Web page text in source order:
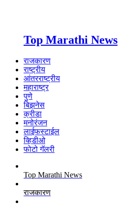
Top Marathi News
राजकारण
राष्ट्रीय
आंतरराष्ट्रीय
महाराष्ट्र
पुणे
बिझनेस
क्रीडा
मनोरंजन
लाईफस्टाईल
व्हिडीओ
फोटो गॅलरी
Top Marathi News
राजकारण